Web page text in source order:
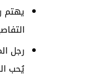
يهتم
رجل
يُحب